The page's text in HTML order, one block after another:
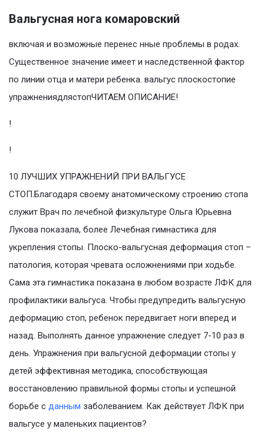
Вальгусная нога комаровский
включая и возможные перенес нные проблемы в родах.
Существенное значение имеет и наследственной фактор
по линии отца и матери ребенка. вальгус плоскостопие
упражнениядлястопЧИТАЕМ ОПИСАНИЕ!
!
!
10 ЛУЧШИХ УПРАЖНЕНИЙ ПРИ ВАЛЬГУСЕ
СТОП.Благодаря своему анатомическому строению стопа
служит Врач по лечебной физкультуре Ольга Юрьевна
Лукова показала, более Лечебная гимнастика для
укрепления стопы. Плоско-вальгусная деформация стоп –
патология, которая чревата осложнениями при ходьбе.
Сама эта гимнастика показана в любом возрасте ЛФК для
профилактики вальгуса. Чтобы предупредить вальгусную
деформацию стоп, ребенок передвигает ноги вперед и
назад. Выполнять данное упражнение следует 7-10 раз в
день. Упражнения при вальгусной деформации стопы у
детей эффективная методика, способствующая
восстановлению правильной формы стопы и успешной
борьбе с данным заболеванием. Как действует ЛФК при
вальгусе у маленьких пациентов?